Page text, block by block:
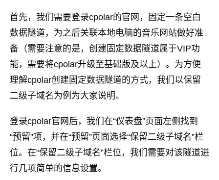
首先，我们需要登录cpolar的官网，固定一条空白
数据隧道，为之后关联本地电脑的音乐网站做好准
备（需要注意的是，创建固定数据隧道属于VIP功
能，需要将cpolar升级至基础版及以上）。为方便
理解cpolar创建固定数据隧道的方式，我们以保留
二级子域名为例为大家说明。
登录cpolar官网后，我们在“仪表盘”页面左侧找到
“预留”项，并在“预留”页面选择“保留二级子域名”栏
位。在“保留二级子域名”栏位，我们需要对该隧道进
行几项简单的信息设置。